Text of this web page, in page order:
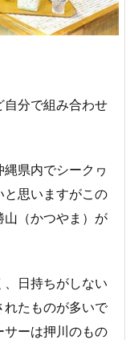
分で組み合わせ
県内でシークヮ
思いますがこの
（かつやま）が
日持ちがしない
たものが多いで
ーは押川のもの